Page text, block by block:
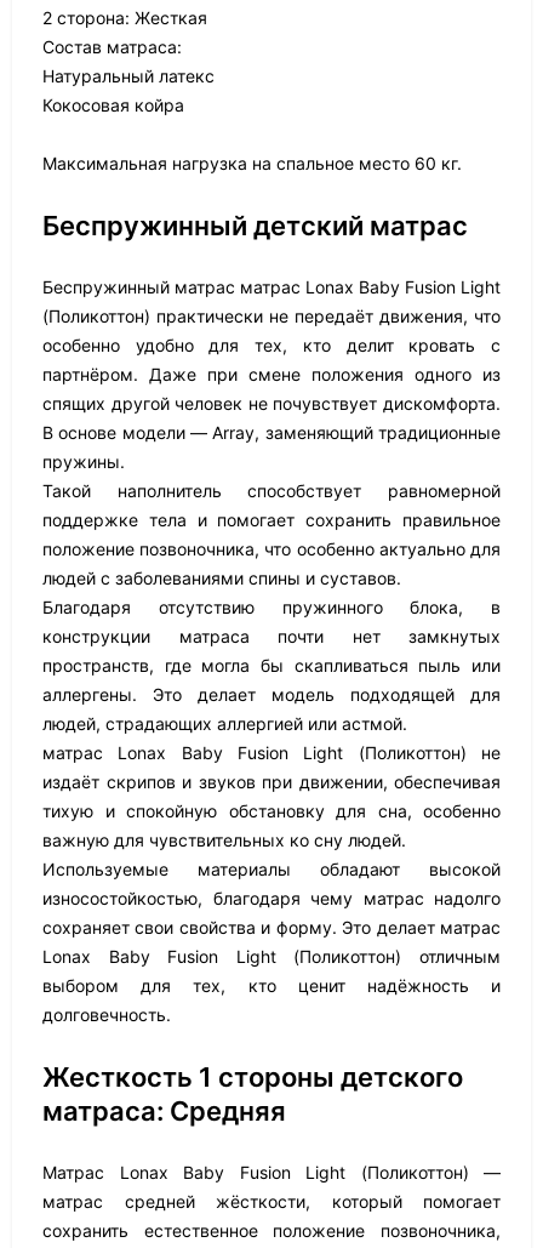
2 сторона: Жесткая
Состав матраса:
Натуральный латекс
Кокосовая койра
Максимальная нагрузка на спальное место 60 кг.
Беспружинный детский матрас
Беспружинный матрас матрас Lonax Baby Fusion Light
(Поликоттон) практически не передаёт движения, что
особенно удобно для тех, кто делит кровать с
партнёром. Даже при смене положения одного из
спящих другой человек не почувствует дискомфорта.
В основе модели — Array, заменяющий традиционные
пружины.
Такой наполнитель способствует равномерной
поддержке тела и помогает сохранить правильное
положение позвоночника, что особенно актуально для
людей с заболеваниями спины и суставов.
Благодаря отсутствию пружинного блока, в
конструкции матраса почти нет замкнутых
пространств, где могла бы скапливаться пыль или
аллергены. Это делает модель подходящей для
людей, страдающих аллергией или астмой.
матрас Lonax Baby Fusion Light (Поликоттон) не
издаёт скрипов и звуков при движении, обеспечивая
тихую и спокойную обстановку для сна, особенно
важную для чувствительных ко сну людей.
Используемые материалы обладают высокой
износостойкостью, благодаря чему матрас надолго
сохраняет свои свойства и форму. Это делает матрас
Lonax Baby Fusion Light (Поликоттон) отличным
выбором для тех, кто ценит надёжность и
долговечность.
Жесткость 1 стороны детского
матраса: Средняя
Матрас Lonax Baby Fusion Light (Поликоттон) —
матрас средней жёсткости, который помогает
сохранить естественное положение позвоночника,